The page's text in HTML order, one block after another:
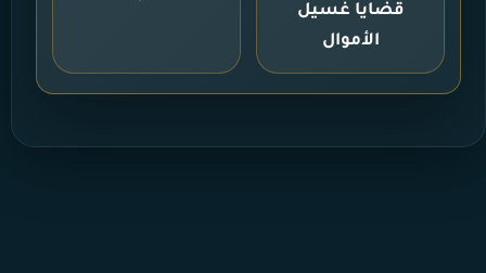
قضايا غسيل
الأموال